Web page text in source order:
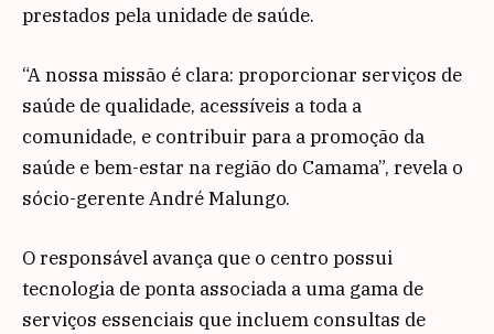
prestados pela unidade de saúde.
“A nossa missão é clara: proporcionar serviços de
saúde de qualidade, acessíveis a toda a
comunidade, e contribuir para a promoção da
saúde e bem-estar na região do Camama”, revela o
sócio-gerente André Malungo.
O responsável avança que o centro possui
tecnologia de ponta associada a uma gama de
serviços essenciais que incluem consultas de